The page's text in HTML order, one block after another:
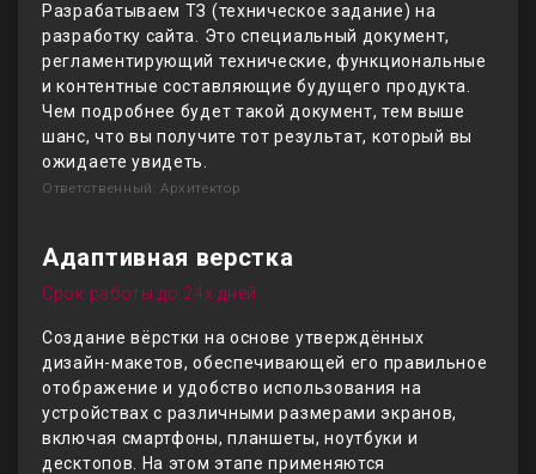
Разрабатываем ТЗ (техническое задание) на
разработку сайта. Это специальный документ,
регламентирующий технические, функциональные
и контентные составляющие будущего продукта.
Чем подробнее будет такой документ, тем выше
шанс, что вы получите тот результат, который вы
ожидаете увидеть.
Ответственный: Архитектор
Адаптивная верстка
Срок работы до 24х дней
Создание вёрстки на основе утверждённых
дизайн-макетов, обеспечивающей его правильное
отображение и удобство использования на
устройствах с различными размерами экранов,
включая смартфоны, планшеты, ноутбуки и
десктопов. На этом этапе применяются